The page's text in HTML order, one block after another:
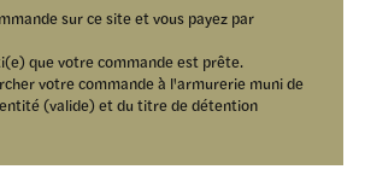
sur ce site et vous payez par
que votre commande est prête.
votre commande à l'armurerie muni de
(valide) et du titre de détention